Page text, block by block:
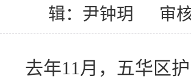
辑：尹钟玥
审
去年11月，五华区护